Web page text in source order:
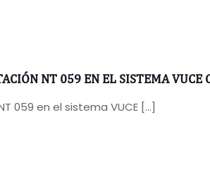
NT 059 EN EL SISTEMA VUCE
059 en el sistema VUCE […]